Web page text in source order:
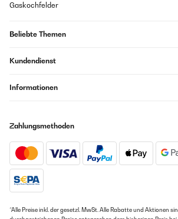
bereitgestellt bekommen. Ja Anfangs war ich
Aber dann war ich ein wenig unzufrieden, gut man
war bei meinem KIA Sportage 2013 aber leider
noch super und Franst auch nicht aus. Ich Denke
die uns dieses Jahr bevorsteht. Danke nochmal an
diesen Test.
Amazon-Benutzer
Gaskochfelder
Beliebte Themen
Kundendienst
Informationen
Zahlungsmethoden
*Alle Preise inkl. der gesetzl. MwSt. Alle Rabatte und Aktionen